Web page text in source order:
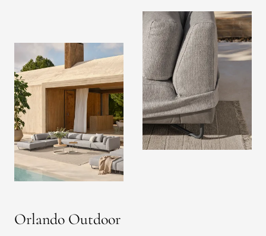
Orlando Outdoor